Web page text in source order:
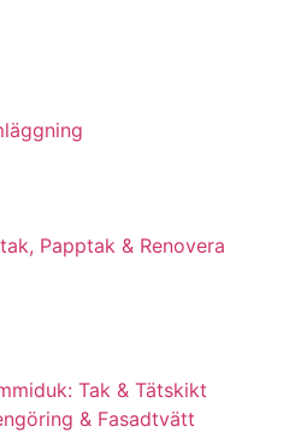
Papptak & Renovera
Tak & Tätskikt
& Fasadtvätt